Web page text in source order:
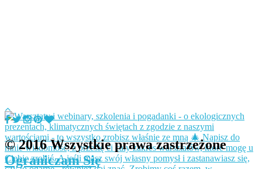
© 2016 Wszystkie prawa zastrzeżone
Ograniczam Się